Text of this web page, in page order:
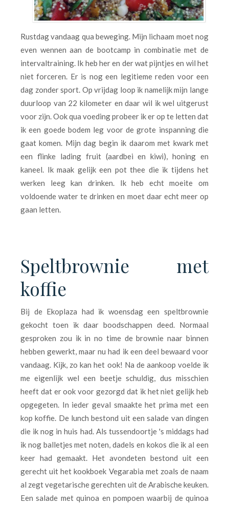
Rustdag vandaag qua beweging. Mijn lichaam moet nog
even wennen aan de bootcamp in combinatie met de
intervaltraining. Ik heb her en der wat pijntjes en wil het
niet forceren. Er is nog een legitieme reden voor een
dag zonder sport. Op vrijdag loop ik namelijk mijn lange
duurloop van 22 kilometer en daar wil ik wel uitgerust
voor zijn. Ook qua voeding probeer ik er op te letten dat
ik een goede bodem leg voor de grote inspanning die
gaat komen. Mijn dag begin ik daarom met kwark met
een flinke lading fruit (aardbei en kiwi), honing en
kaneel. Ik maak gelijk een pot thee die ik tijdens het
werken leeg kan drinken. Ik heb echt moeite om
voldoende water te drinken en moet daar echt meer op
gaan letten.
Speltbrownie met
koffie
Bij de Ekoplaza had ik woensdag een speltbrownie
gekocht toen ik daar boodschappen deed. Normaal
gesproken zou ik in no time de brownie naar binnen
hebben gewerkt, maar nu had ik een deel bewaard voor
vandaag. Kijk, zo kan het ook! Na de aankoop voelde ik
me eigenlijk wel een beetje schuldig, dus misschien
heeft dat er ook voor gezorgd dat ik het niet gelijk heb
opgegeten. In ieder geval smaakte het prima met een
kop koffie. De lunch bestond uit een salade van dingen
die ik nog in huis had. Als tussendoortje 's middags had
ik nog balletjes met noten, dadels en kokos die ik al een
keer had gemaakt. Het avondeten bestond uit een
gerecht uit het kookboek Vegarabia met zoals de naam
al zegt vegetarische gerechten uit de Arabische keuken.
Een salade met quinoa en pompoen waarbij de quinoa